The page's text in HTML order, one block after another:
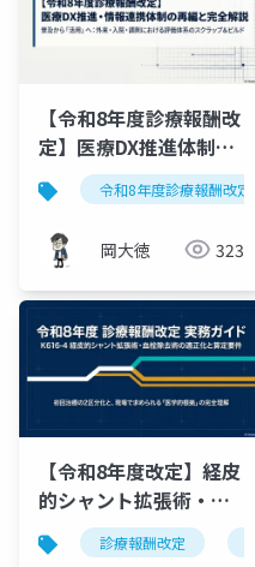
【令和8年度診療報酬改
定】医療DX推進体制整
備加算の再編を図解で
完全解説
令和8年度診療報酬改定
岡大徳 323
【令和8年度改定】経皮
的シャント拡張術・血
栓除去術（K616-4）の
適正化｜初回2区分化と
診療報酬改定